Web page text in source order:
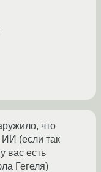
что
(если так
вас есть
Гегеля)